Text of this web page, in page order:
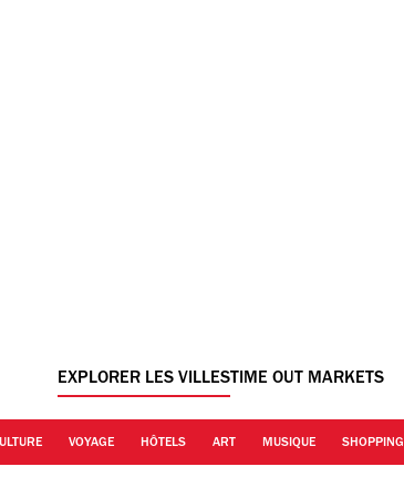
EXPLORER LES VILLESTIME OUT MARKETS
VOYAGE HÔTELS ART MUSIQUE SHOPPING